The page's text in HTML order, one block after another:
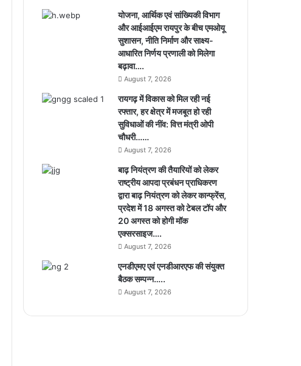
योजना, आर्थिक एवं सांख्यिकी विभाग
और आईआईएम रायपुर के बीच एमओयू
सुशासन, नीति निर्माण और साक्ष्य-
आधारित निर्णय प्रणाली को मिलेगा
बढ़ावा….
August 7, 2026
रायगढ़ में विकास को मिल रही नई
रफ्तार, हर क्षेत्र में मजबूत हो रही
सुविधाओं की नींव: वित्त मंत्री ओपी
चौधरी……
August 7, 2026
बाढ़ नियंत्रण की तैयारियों को लेकर
राष्ट्रीय आपदा प्रबंधन प्राधिकरण
द्वारा बाढ़ नियंत्रण को लेकर कान्फ्रेंस,
प्रदेश में 18 अगस्त को टेबल टॉप और
20 अगस्त को होगी मॉक
एक्सरसाइज….
August 7, 2026
एनडीएमए एवं एनडीआरएफ की संयुक्त
बैठक सम्पन्न…..
August 7, 2026